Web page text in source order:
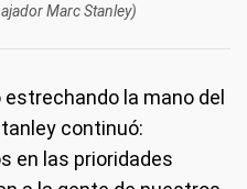
Marc Stanley)
la mano del
continuó:
en las prioridades